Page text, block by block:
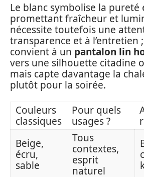
Le blanc symbolise la pureté
promettant fraîcheur et
nécessite toutefois une
transparence et à l’entretien
convient à un pantalon lin
vers une silhouette citadine
mais capte davantage la
plutôt pour la soirée.
Couleurs
classiques
Pour quels
usages ?
Beige,
écru,
sable
Tous
contextes,
esprit
naturel